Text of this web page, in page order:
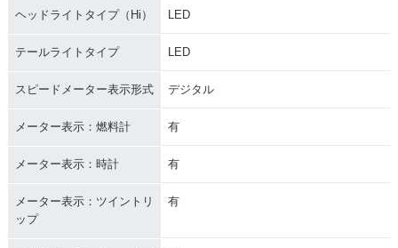
ヘッドライトタイプ（Hi） LED
テールライトタイプ LED
スピードメーター表示形式 デジタル
メーター表示：燃料計 有
メーター表示：時計 有
メーター表示：ツイントリ
ップ
有